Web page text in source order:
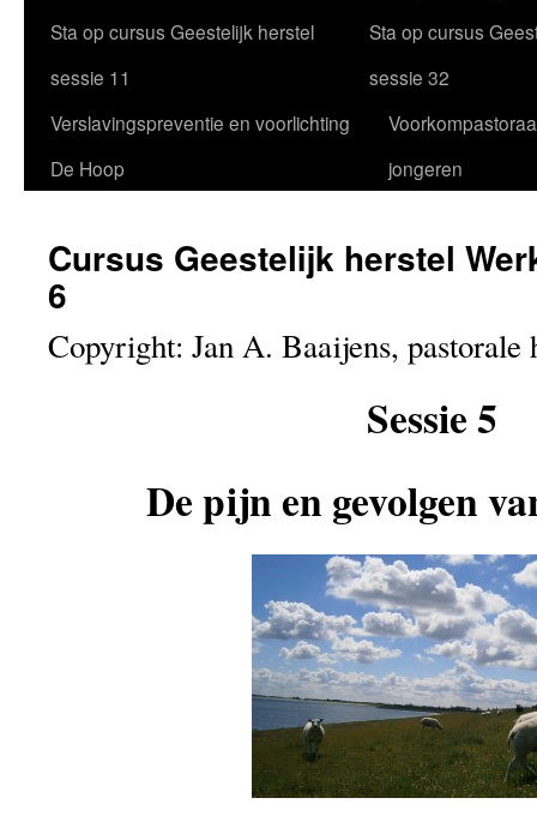
Sta op cursus Geestelijk herstel
sessie 11
Sta op cursus
sessie 32
Verslavingspreventie en voorlichting
De Hoop
jongeren
Cursus Geestelijk herstel
6
Copyright: Jan A. Baaijens, pastorale
Sessie 5
De pijn en gevolgen